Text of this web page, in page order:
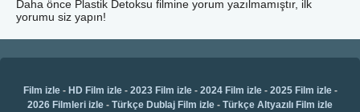
Daha önce Plastik Detoksu filmine yorum yazılmamıştır, ilk
yorumu siz yapın!
Film izle- HD Film izle- 2023 Film izle- 2024 Film izle- 2025 Film izle-
2026 Filmleri izle - Türkçe Dublaj Film izle - Türkçe Altyazılı Film izle